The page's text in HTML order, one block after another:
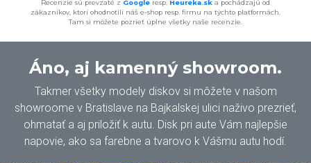
Recenzie sú prevzaté z Google resp. Heureka.sk a pochádzajú od
zákazníkov, ktorí ohodnotili náš e-shop resp. firmu na týchto platformách.
Tam si môžete pozrieť úplne všetky naše recenzie.
Áno, aj kamenný showroom.
Takmer všetky modely diskov si môžete v našom
showroome v Bratislave na Bajkalskej ulici naživo prezrieť,
ohmatať a aj priložiť k autu. Disk pri aute Vám najlepšie
napovie, ako sa farebne a tvarovo k Vášmu autu hodí.